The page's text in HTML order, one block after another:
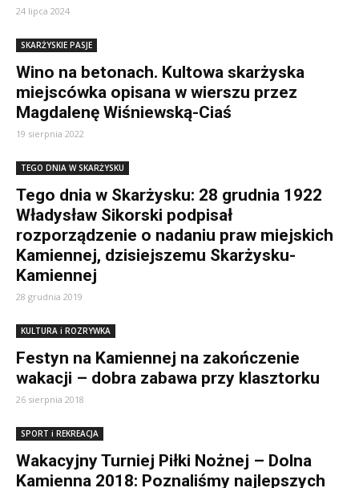
24 lipca 2024
SKARŻYSKIE PASJE
Wino na betonach. Kultowa skarżyska
miejscówka opisana w wierszu przez
Magdalenę Wiśniewską-Ciaś
19 sierpnia 2022
TEGO DNIA W SKARŻYSKU
Tego dnia w Skarżysku: 28 grudnia 1922
Władysław Sikorski podpisał
rozporządzenie o nadaniu praw miejskich
Kamiennej, dzisiejszemu Skarżysku-
Kamiennej
28 grudnia 2019
KULTURA i ROZRYWKA
Festyn na Kamiennej na zakończenie
wakacji – dobra zabawa przy klasztorku
26 sierpnia 2018
SPORT i REKREACJA
Wakacyjny Turniej Piłki Nożnej – Dolna
Kamienna 2018: Poznaliśmy najlepszych